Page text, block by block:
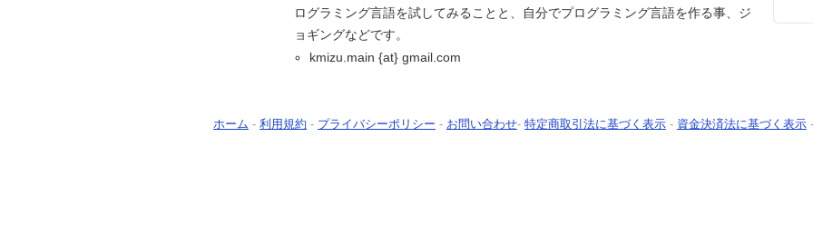
ログラミング言語を試してみることと、自分でプログラミング言語を作る事、ジ
ョギングなどです。
kmizu.main {at} gmail.com
ホーム - 利用規約 - プライバシーポリシー - お問い合わせ- 特定商取引法に基づく表示 - 資金決済法に基づく表示 -